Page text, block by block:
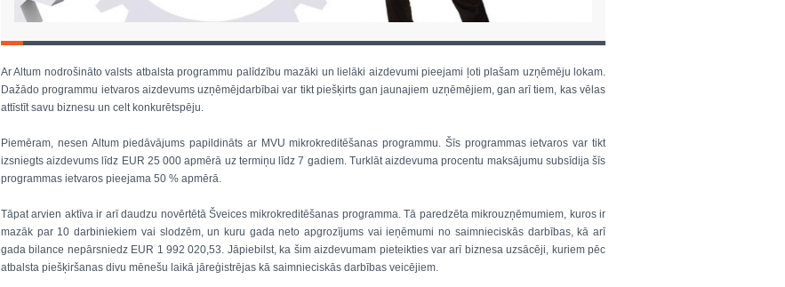
Ar Altum nodrošināto valsts atbalsta programmu palīdzību mazāki un lielāki aizdevumi pieejami ļoti plašam uzņēmēju lokam.
Dažādo programmu ietvaros aizdevums uzņēmējdarbībai var tikt piešķirts gan jaunajiem uzņēmējiem, gan arī tiem, kas vēlas
attīstīt savu biznesu un celt konkurētspēju.
Piemēram, nesen Altum piedāvājums papildināts ar MVU mikrokreditēšanas programmu. Šīs programmas ietvaros var tikt
izsniegts aizdevums līdz EUR 25 000 apmērā uz termiņu līdz 7 gadiem. Turklāt aizdevuma procentu maksājumu subsīdija šīs
programmas ietvaros pieejama 50 % apmērā.
Tāpat arvien aktīva ir arī daudzu novērtētā Šveices mikrokreditēšanas programma. Tā paredzēta mikrouzņēmumiem, kuros ir
mazāk par 10 darbiniekiem vai slodzēm, un kuru gada neto apgrozījums vai ieņēmumi no saimnieciskās darbības, kā arī
gada bilance nepārsniedz EUR 1 992 020,53. Jāpiebilst, ka šim aizdevumam pieteikties var arī biznesa uzsācēji, kuriem pēc
atbalsta piešķiršanas divu mēnešu laikā jāreģistrējas kā saimnieciskās darbības veicējiem.